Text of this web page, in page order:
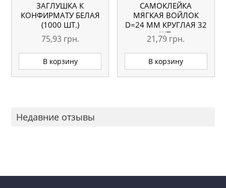
ЗАГЛУШКА К
КОНФИРМАТУ БЕЛАЯ
(1000 ШТ.)
75,93 грн.
В корзину
САМОКЛЕЙКА
МЯГКАЯ ВОЙЛОК
D=24 ММ КРУГЛАЯ 32
ШТ.
21,79 грн.
В корзину
Недавние отзывы